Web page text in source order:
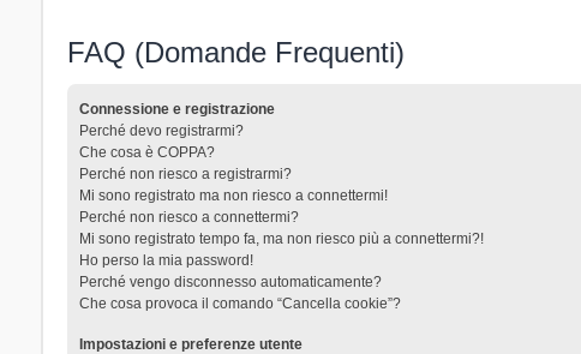
FAQ (Domande Frequenti)
Connessione e registrazione
Perché devo registrarmi?
Che cosa è COPPA?
Perché non riesco a registrarmi?
Mi sono registrato ma non riesco a connettermi!
Perché non riesco a connettermi?
Mi sono registrato tempo fa, ma non riesco più a connettermi?!
Ho perso la mia password!
Perché vengo disconnesso automaticamente?
Che cosa provoca il comando “Cancella cookie”?
Impostazioni e preferenze utente